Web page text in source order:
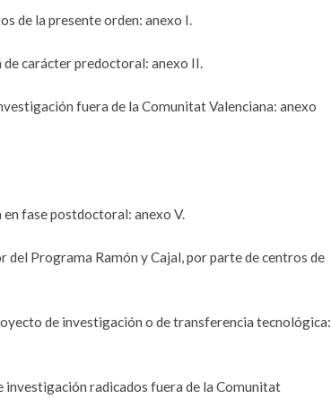
de la presente orden: anexo I.
carácter predoctoral: anexo II.
fuera de la Comunitat Valenciana: anexo
fase postdoctoral: anexo V.
Programa Ramón y Cajal, por parte de centros de
de investigación o de transferencia tecnológica:
investigación radicados fuera de la Comunitat